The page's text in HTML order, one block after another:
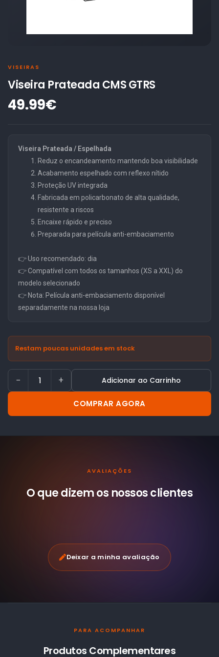
VISEIRAS
Viseira Prateada CMS GTRS
49.99€
Viseira Prateada / Espelhada
Reduz o encandeamento mantendo boa visibilidade
Acabamento espelhado com reflexo nítido
Proteção UV integrada
Fabricada em policarbonato de alta qualidade,
resistente a riscos
Encaixe rápido e preciso
Preparada para película anti-embaciamento
👉 Uso recomendado: dia
👉 Compatível com todos os tamanhos (XS a XXL) do
modelo selecionado
👉 Nota: Película anti-embaciamento disponível
separadamente na nossa loja
Restam poucas unidades em stock
− + Adicionar ao Carrinho
COMPRAR AGORA
AVALIAÇÕES
O que dizem os nossosclientes
Deixar a minha avaliação
PARA ACOMPANHAR
Produtos Complementares